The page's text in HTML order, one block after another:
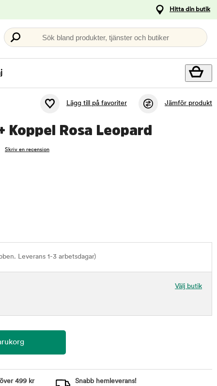
Hitta din butik
Sök bland produkter, tjänster och butiker
Lägg till på favoriter Jämför produkt
Koppel Rosa Leopard
Skriv en recension
Leverans 1-3 arbetsdagar)
Välj butik
499 kr Snabb hemleverans!